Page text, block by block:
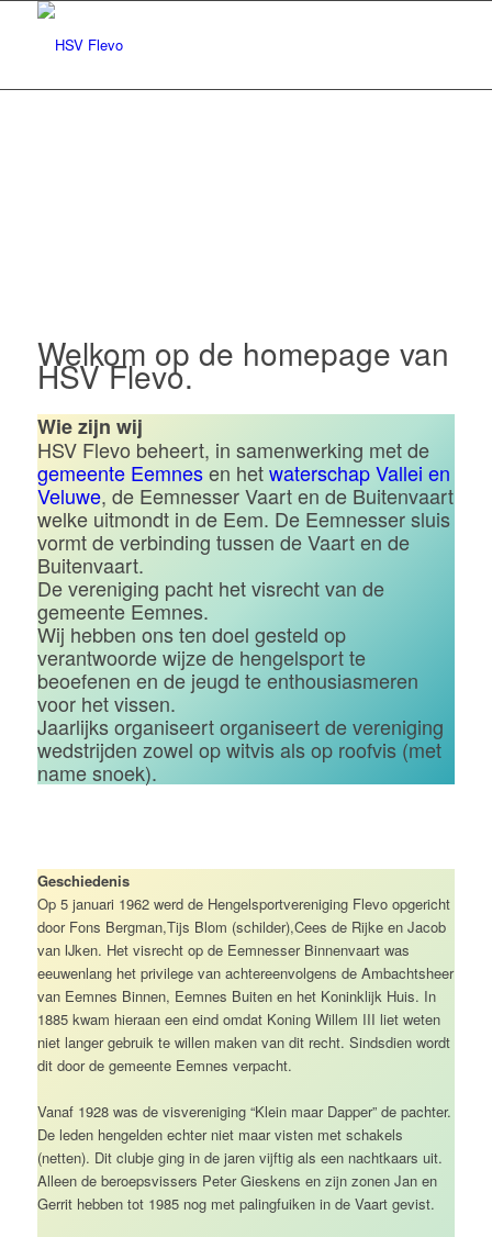
Welkom op de homepage van
HSV Flevo.
Wie zijn wij
HSV Flevo beheert, in samenwerking met de
gemeente Eemnesen hetwaterschap Vallei en
Veluwe, de Eemnesser Vaart en de Buitenvaart
welke uitmondt in de Eem. De Eemnesser sluis
vormt de verbinding tussen de Vaart en de
Buitenvaart.
De vereniging pacht het visrecht van de
gemeente Eemnes.
Wij hebben ons ten doel gesteld op
verantwoorde wijze de hengelsport te
beoefenen en de jeugd te enthousiasmeren
voor het vissen.
Jaarlijks organiseert organiseert de vereniging
wedstrijden zowel op witvis als op roofvis (met
name snoek).
Geschiedenis
Op 5 januari 1962 werd de Hengelsportvereniging Flevo opgericht
door Fons Bergman,Tijs Blom (schilder),Cees de Rijke en Jacob
van IJken. Het visrecht op de Eemnesser Binnenvaart was
eeuwenlang het privilege van achtereenvolgens de Ambachtsheer
van Eemnes Binnen, Eemnes Buiten en het Koninklijk Huis. In
1885 kwam hieraan een eind omdat Koning Willem III liet weten
niet langer gebruik te willen maken van dit recht. Sindsdien wordt
dit door de gemeente Eemnes verpacht.
Vanaf 1928 was de visvereniging “Klein maar Dapper” de pachter.
De leden hengelden echter niet maar visten met schakels
(netten). Dit clubje ging in de jaren vijftig als een nachtkaars uit.
Alleen de beroepsvissers Peter Gieskens en zijn zonen Jan en
Gerrit hebben tot 1985 nog met palingfuiken in de Vaart gevist.